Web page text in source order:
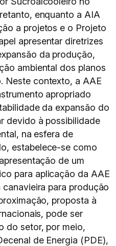
enquanto a AIA
a projetos e o Projeto
apresentar diretrizes
da produção,
ambiental dos planos
Neste contexto, a AAE
apropriado
da expansão do
devido à possibilidade
na esfera de
estabelece-se como
de um
para aplicação da AAE
para produção
proposta à
pode ser
do setor, por meio,
de Energia (PDE),